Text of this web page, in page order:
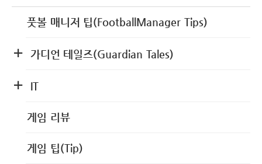
풋볼 매니저 팁(FootballManager Tips)
가디언 테일즈(Guardian Tales)
IT
게임 리뷰
게임 팁(Tip)